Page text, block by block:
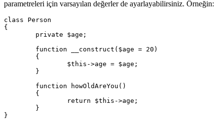
parametreleri için varsayılan değerler de ayarlayabilirsiniz. Örneğin:
class Person
{
}